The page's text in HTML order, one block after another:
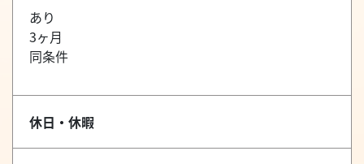
あり
3ヶ月
同条件
休日・休暇